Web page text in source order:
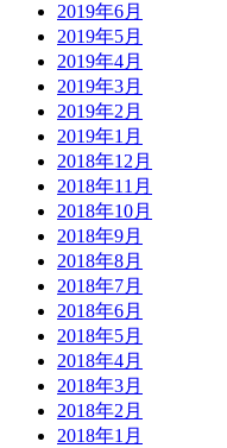
2019年6月
2019年5月
2019年4月
2019年3月
2019年2月
2019年1月
2018年12月
2018年11月
2018年10月
2018年9月
2018年8月
2018年7月
2018年6月
2018年5月
2018年4月
2018年3月
2018年2月
2018年1月